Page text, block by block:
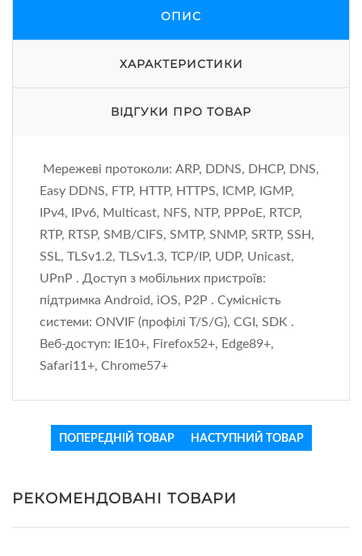
ОПИС
ХАРАКТЕРИСТИКИ
ВІДГУКИ ПРО ТОВАР
Мережеві протоколи: ARP, DDNS, DHCP, DNS,
Easy DDNS, FTP, HTTP, HTTPS, ICMP, IGMP,
IPv4, IPv6, Multicast, NFS, NTP, PPPoE, RTCP,
RTP, RTSP, SMB/CIFS, SMTP, SNMP, SRTP, SSH,
SSL, TLSv1.2, TLSv1.3, TCP/IP, UDP, Unicast,
UPnP . Доступ з мобільних пристроїв:
підтримка Android, iOS, P2P . Сумісність
системи: ONVIF (профілі T/S/G), CGI, SDK .
Веб-доступ: IE10+, Firefox52+, Edge89+,
Safari11+, Chrome57+
ПОПЕРЕДНІЙ ТОВАР НАСТУПНИЙ ТОВАР
РЕКОМЕНДОВАНІ ТОВАРИ